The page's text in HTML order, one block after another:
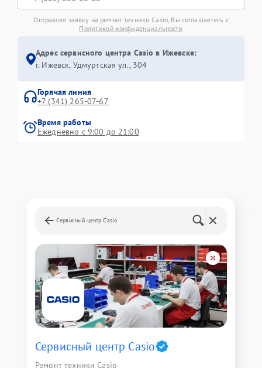
Отправляя заявку на ремонт техники Casio, Вы соглашаетесь с
Политикой конфиденциальности
Адрес сервисного центра Casio в Ижевске:
г. Ижевск, Удмуртская ул., 304
Горячая линия
+7 (341) 265-07-67
Время работы
Ежедневно с 9:00 до 21:00
Сервисный центр Casio
Сервисный центр Casio
Ремонт техники Casio